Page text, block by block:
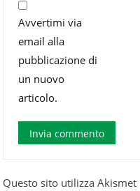
Avvertimi via
email alla
pubblicazione di
un nuovo
articolo.
Questo sito utilizza